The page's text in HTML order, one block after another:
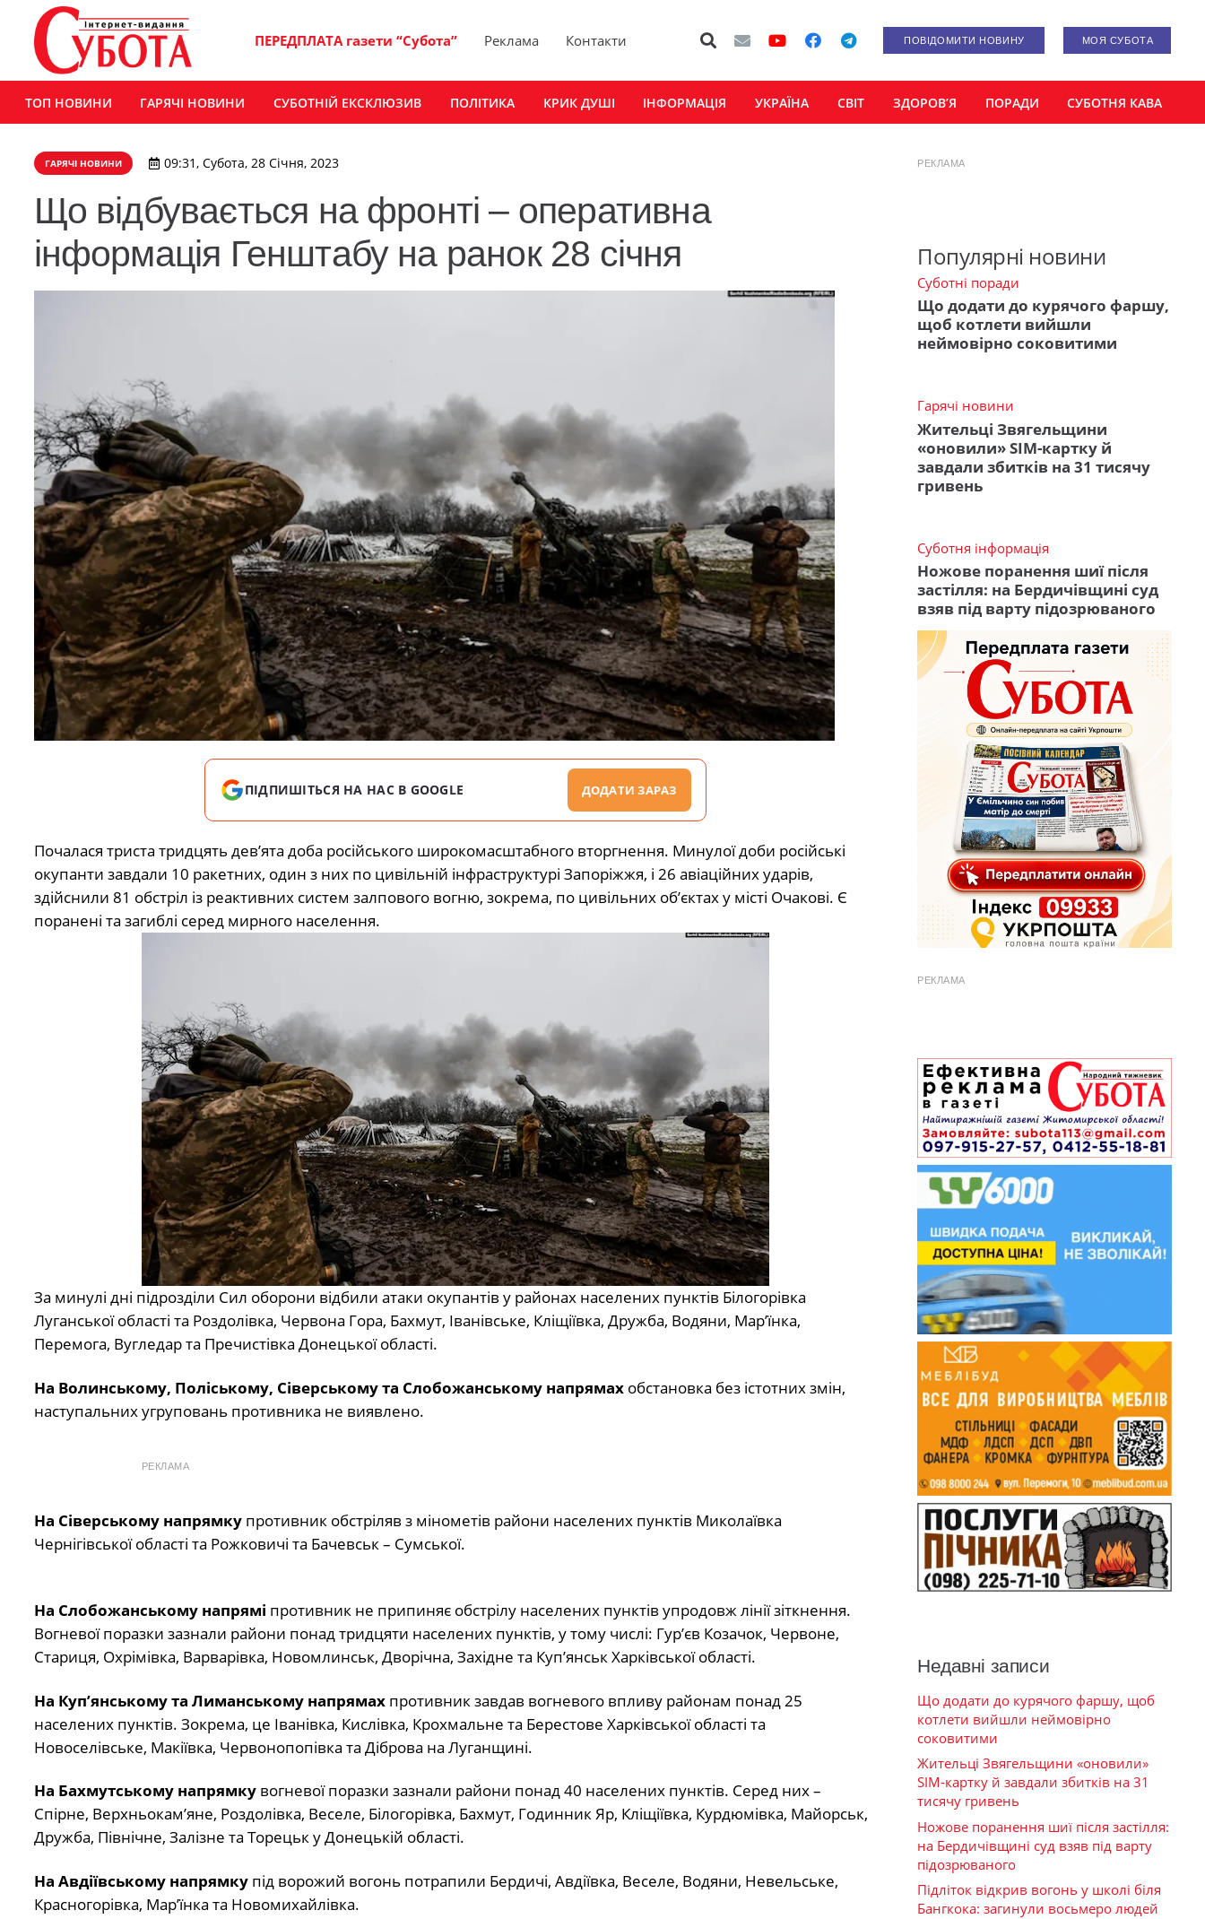
ПЕРЕДПЛАТА газети “Субота” Реклама Контакти ПОВІДОМИТИ НОВИНУ МОЯ СУБОТА
ТОП НОВИНИ ГАРЯЧІ НОВИНИ СУБОТНІЙ ЕКСКЛЮЗИВ ПОЛІТИКА КРИК ДУШІ ІНФОРМАЦІЯ УКРАЇНА СВІТ ЗДОРОВ’Я ПОРАДИ СУБОТНЯ КАВА
ГАРЯЧІ НОВИНИ 09:31, Субота, 28 Січня, 2023
Що відбувається на фронті – оперативна
інформація Генштабу на ранок 28 січня
ПІДПИШІТЬСЯ НА НАС В GOOGLE ДОДАТИ ЗАРАЗ
Почалася триста тридцять дев’ята доба російського широкомасштабного вторгнення. Минулої доби російські
окупанти завдали 10 ракетних, один з них по цивільній інфраструктурі Запоріжжя, і 26 авіаційних ударів,
здійснили 81 обстріл із реактивних систем залпового вогню, зокрема, по цивільних об’єктах у місті Очакові. Є
поранені та загиблі серед мирного населення.
За минулі дні підрозділи Сил оборони відбили атаки окупантів у районах населених пунктів Білогорівка
Луганської області та Роздолівка, Червона Гора, Бахмут, Іванівське, Кліщіївка, Дружба, Водяни, Мар’їнка,
Перемога, Вугледар та Пречистівка Донецької області.
На Волинському, Поліському, Сіверському та Слобожанському напрямахобстановка без істотних змін,
наступальних угруповань противника не виявлено.
РЕКЛАМА
На Сіверському напрямкупротивник обстріляв з мінометів райони населених пунктів Миколаївка
Чернігівської області та Рожковичі та Бачевськ – Сумської.
На Слобожанському напрямі противник не припиняє обстрілу населених пунктів упродовж лінії зіткнення.
Вогневої поразки зазнали райони понад тридцяти населених пунктів, у тому числі: Гур’єв Козачок, Червоне,
Стариця, Охрімівка, Варварівка, Новомлинськ, Дворічна, Західне та Куп’янськ Харківської області.
На Куп’янському та Лиманському напрямахпротивник завдав вогневого впливу районам понад 25
населених пунктів. Зокрема, це Іванівка, Кислівка, Крохмальне та Берестове Харківської області та
Новоселівське, Макіївка, Червонопопівка та Діброва на Луганщині.
На Бахмутському напрямкувогневої поразки зазнали райони понад 40 населених пунктів. Серед них –
Спірне, Верхньокам’яне, Роздолівка, Веселе, Білогорівка, Бахмут, Годинник Яр, Кліщіївка, Курдюмівка, Майорськ,
Дружба, Північне, Залізне та Торецьк у Донецькій області.
На Авдіївському напрямкупід ворожий вогонь потрапили Бердичі, Авдіївка, Веселе, Водяни, Невельське,
Красногорівка, Мар’їнка та Новомихайлівка.
РЕКЛАМА
Популярні новини
Суботні поради
Що додати до курячого фаршу,
щоб котлети вийшли
неймовірно соковитими
Гарячі новини
Жительці Звягельщини
«оновили» SIM-картку й
завдали збитків на 31 тисячу
гривень
Суботня інформація
Ножове поранення шиї після
застілля: на Бердичівщині суд
взяв під варту підозрюваного
РЕКЛАМА
Недавні записи
Що додати до курячого фаршу, щоб
котлети вийшли неймовірно
соковитими
Жительці Звягельщини «оновили»
SIM-картку й завдали збитків на 31
тисячу гривень
Ножове поранення шиї після застілля:
на Бердичівщині суд взяв під варту
підозрюваного
Підліток відкрив вогонь у школі біля
Бангкока: загинули восьмеро людей